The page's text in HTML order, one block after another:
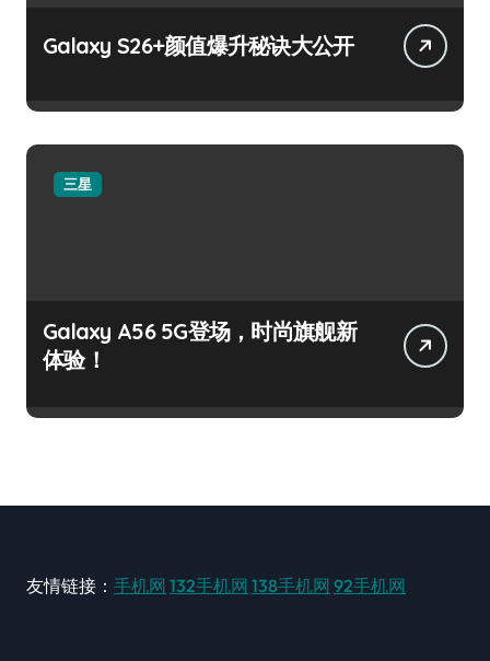
Galaxy S26+颜值爆升秘诀大公开
三星
Galaxy A56 5G登场，时尚旗舰新
体验！
友情链接： 手机网 132手机网 138手机网 92手机网